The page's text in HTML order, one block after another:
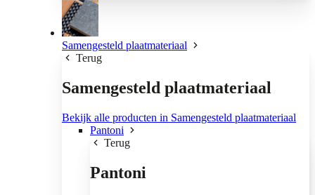
Samengesteld plaatmateriaal
Terug
Samengesteld plaatmateriaal
Bekijk alle producten in Samengesteld plaatmateriaal
Pantoni
Terug
Pantoni